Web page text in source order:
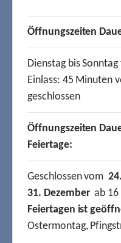
Öffnungszeiten
Dienstag bis
Einlass: 45 Minuten
geschlossen
Öffnungszeiten
Feiertage:
Geschlossen vom
31. Dezemberab 16
Feiertagen ist
Ostermontag,